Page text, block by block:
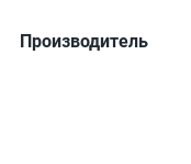
Производитель